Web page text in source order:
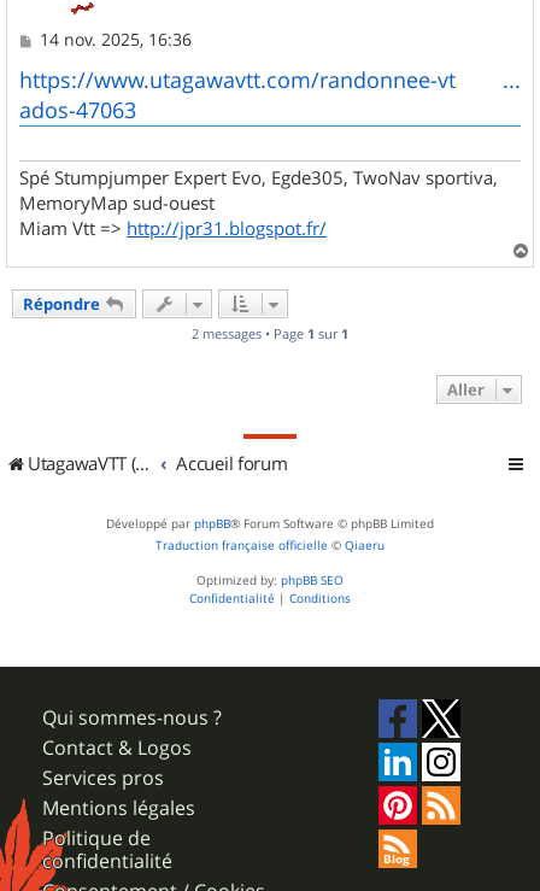
M
s
s
a
g
14 nov. 2025, 16:36
https://www.utagawavtt.com/randonnee-vt ...
ados-47063
Spé Stumpjumper Expert Evo, Egde305, TwoNav sportiva,
MemoryMap sud-ouest
Miam Vtt => http://jpr31.blogspot.fr/
a
Répondre
2 messages • Page 1 sur 1
Aller
UtagawaVTT (Randos VTT et VTTAE avec traces GPS) Accueil forum
Développé par phpBB® Forum Software © phpBB Limited
Traduction française officielle © Qiaeru
Optimized by: phpBB SEO
Confidentialité | Conditions
Qui sommes-nous ?
Contact & Logos
Services pros
Mentions légales
Politique de
confidentialité